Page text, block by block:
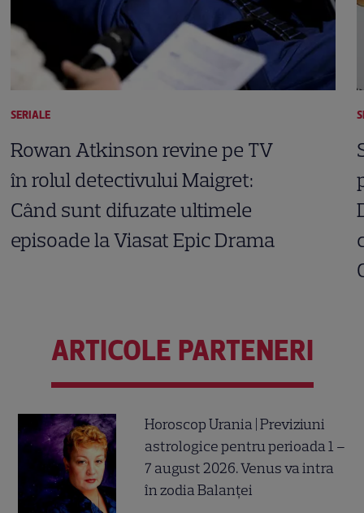
SERIALE
Rowan Atkinson revine pe TV
în rolul detectivului Maigret:
Când sunt difuzate ultimele
episoade la Viasat Epic Drama
ARTICOLE PARTENERI
Horoscop Urania | Previziuni
astrologice pentru perioada 1 –
7 august 2026. Venus va intra
în zodia Balanței